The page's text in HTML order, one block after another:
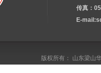
传真：
E-
版权所有： 山东梁山